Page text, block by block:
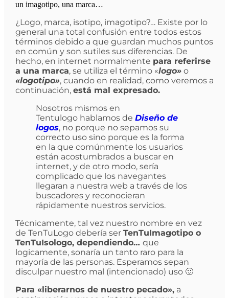
un imagotipo, una marca…
¿Logo, marca, isotipo, imagotipo?… Existe por lo
general una total confusión entre todos estos
términos debido a que guardan muchos puntos
en común y son sutiles sus diferencias. De
hecho, en internet normalmente para referirse
a una marca, se utiliza el término «logo»o
«logotipo», cuando en realidad, como veremos a
continuación, está mal expresado.
Nosotros mismos en
Tentulogo hablamos de Diseño de
logos, no porque no sepamos su
correcto uso sino porque es la forma
en la que comúnmente los usuarios
están acostumbrados a buscar en
internet, y de otro modo, sería
complicado que los navegantes
llegaran a nuestra web a través de los
buscadores y reconocieran
rápidamente nuestros servicios.
Técnicamente, tal vez nuestro nombre en vez
de TenTuLogo debería ser TenTuImagotipo o
TenTuIsologo, dependiendo… que
logicamente, sonaría un tanto raro para la
mayoría de las personas. Esperamos sepan
disculpar nuestro mal (intencionado) uso 🙂
Para «liberarnos de nuestro pecado»,a